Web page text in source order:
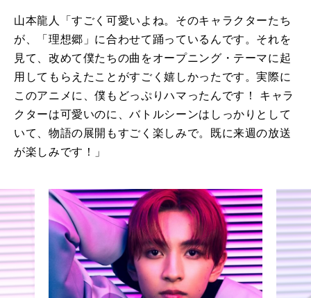
山本龍人「すごく可愛いよね。そのキャラクターたち
が、「理想郷」に合わせて踊っているんです。それを
見て、改めて僕たちの曲をオープニング・テーマに起
用してもらえたことがすごく嬉しかったです。実際に
このアニメに、僕もどっぷりハマったんです！ キャラ
クターは可愛いのに、バトルシーンはしっかりとして
いて、物語の展開もすごく楽しみで。既に来週の放送
が楽しみです！」